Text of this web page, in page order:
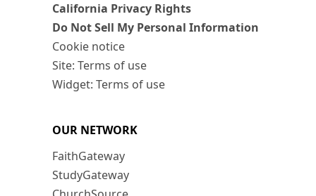
California Privacy Rights
Do Not Sell My Personal Information
Cookie notice
Site: Terms of use
Widget: Terms of use
OUR NETWORK
FaithGateway
StudyGateway